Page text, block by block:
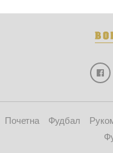
Почетна Фудбал